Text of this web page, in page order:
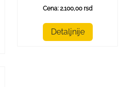
Cena: 2.100,00 rsd
Detaljnije